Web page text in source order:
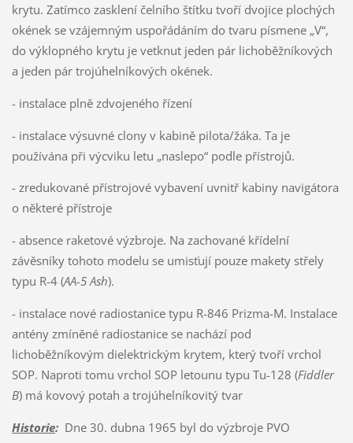
krytu. Zatímco zasklení čelního štítku tvoří dvojice plochých
okének se vzájemným uspořádáním do tvaru písmene „V“,
do výklopného krytu je vetknut jeden pár lichoběžníkových
a jeden pár trojúhelníkových okének.
- instalace plně zdvojeného řízení
- instalace výsuvné clony v kabině pilota/žáka. Ta je
používána při výcviku letu „naslepo“ podle přístrojů.
- zredukované přístrojové vybavení uvnitř kabiny navigátora
o některé přístroje
- absence raketové výzbroje. Na zachované křídelní
závěsníky tohoto modelu se umisťují pouze makety střely
typu R-4 (AA-5 Ash).
- instalace nové radiostanice typu R-846 Prizma-M. Instalace
antény zmíněné radiostanice se nachází pod
lichoběžníkovým dielektrickým krytem, který tvoří vrchol
SOP. Naproti tomu vrchol SOP letounu typu Tu-128 (Fiddler
B) má kovový potah a trojúhelníkovitý tvar
Historie:Dne 30. dubna 1965 byl do výzbroje PVO